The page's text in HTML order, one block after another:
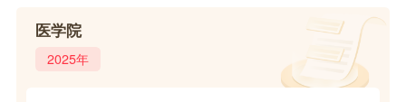
医学院
2025年